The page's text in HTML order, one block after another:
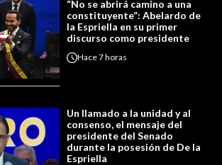
“No se abrirá camino a una
constituyente”: Abelardo de
la Espriella en su primer
discurso como presidente
Hace7 horas
Un llamado a la unidad y al
consenso, el mensaje del
presidente del Senado
durante la posesión de De la
Espriella